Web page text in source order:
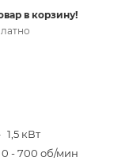
в корзину!
1,5 кВт
0 - 700 об/мин